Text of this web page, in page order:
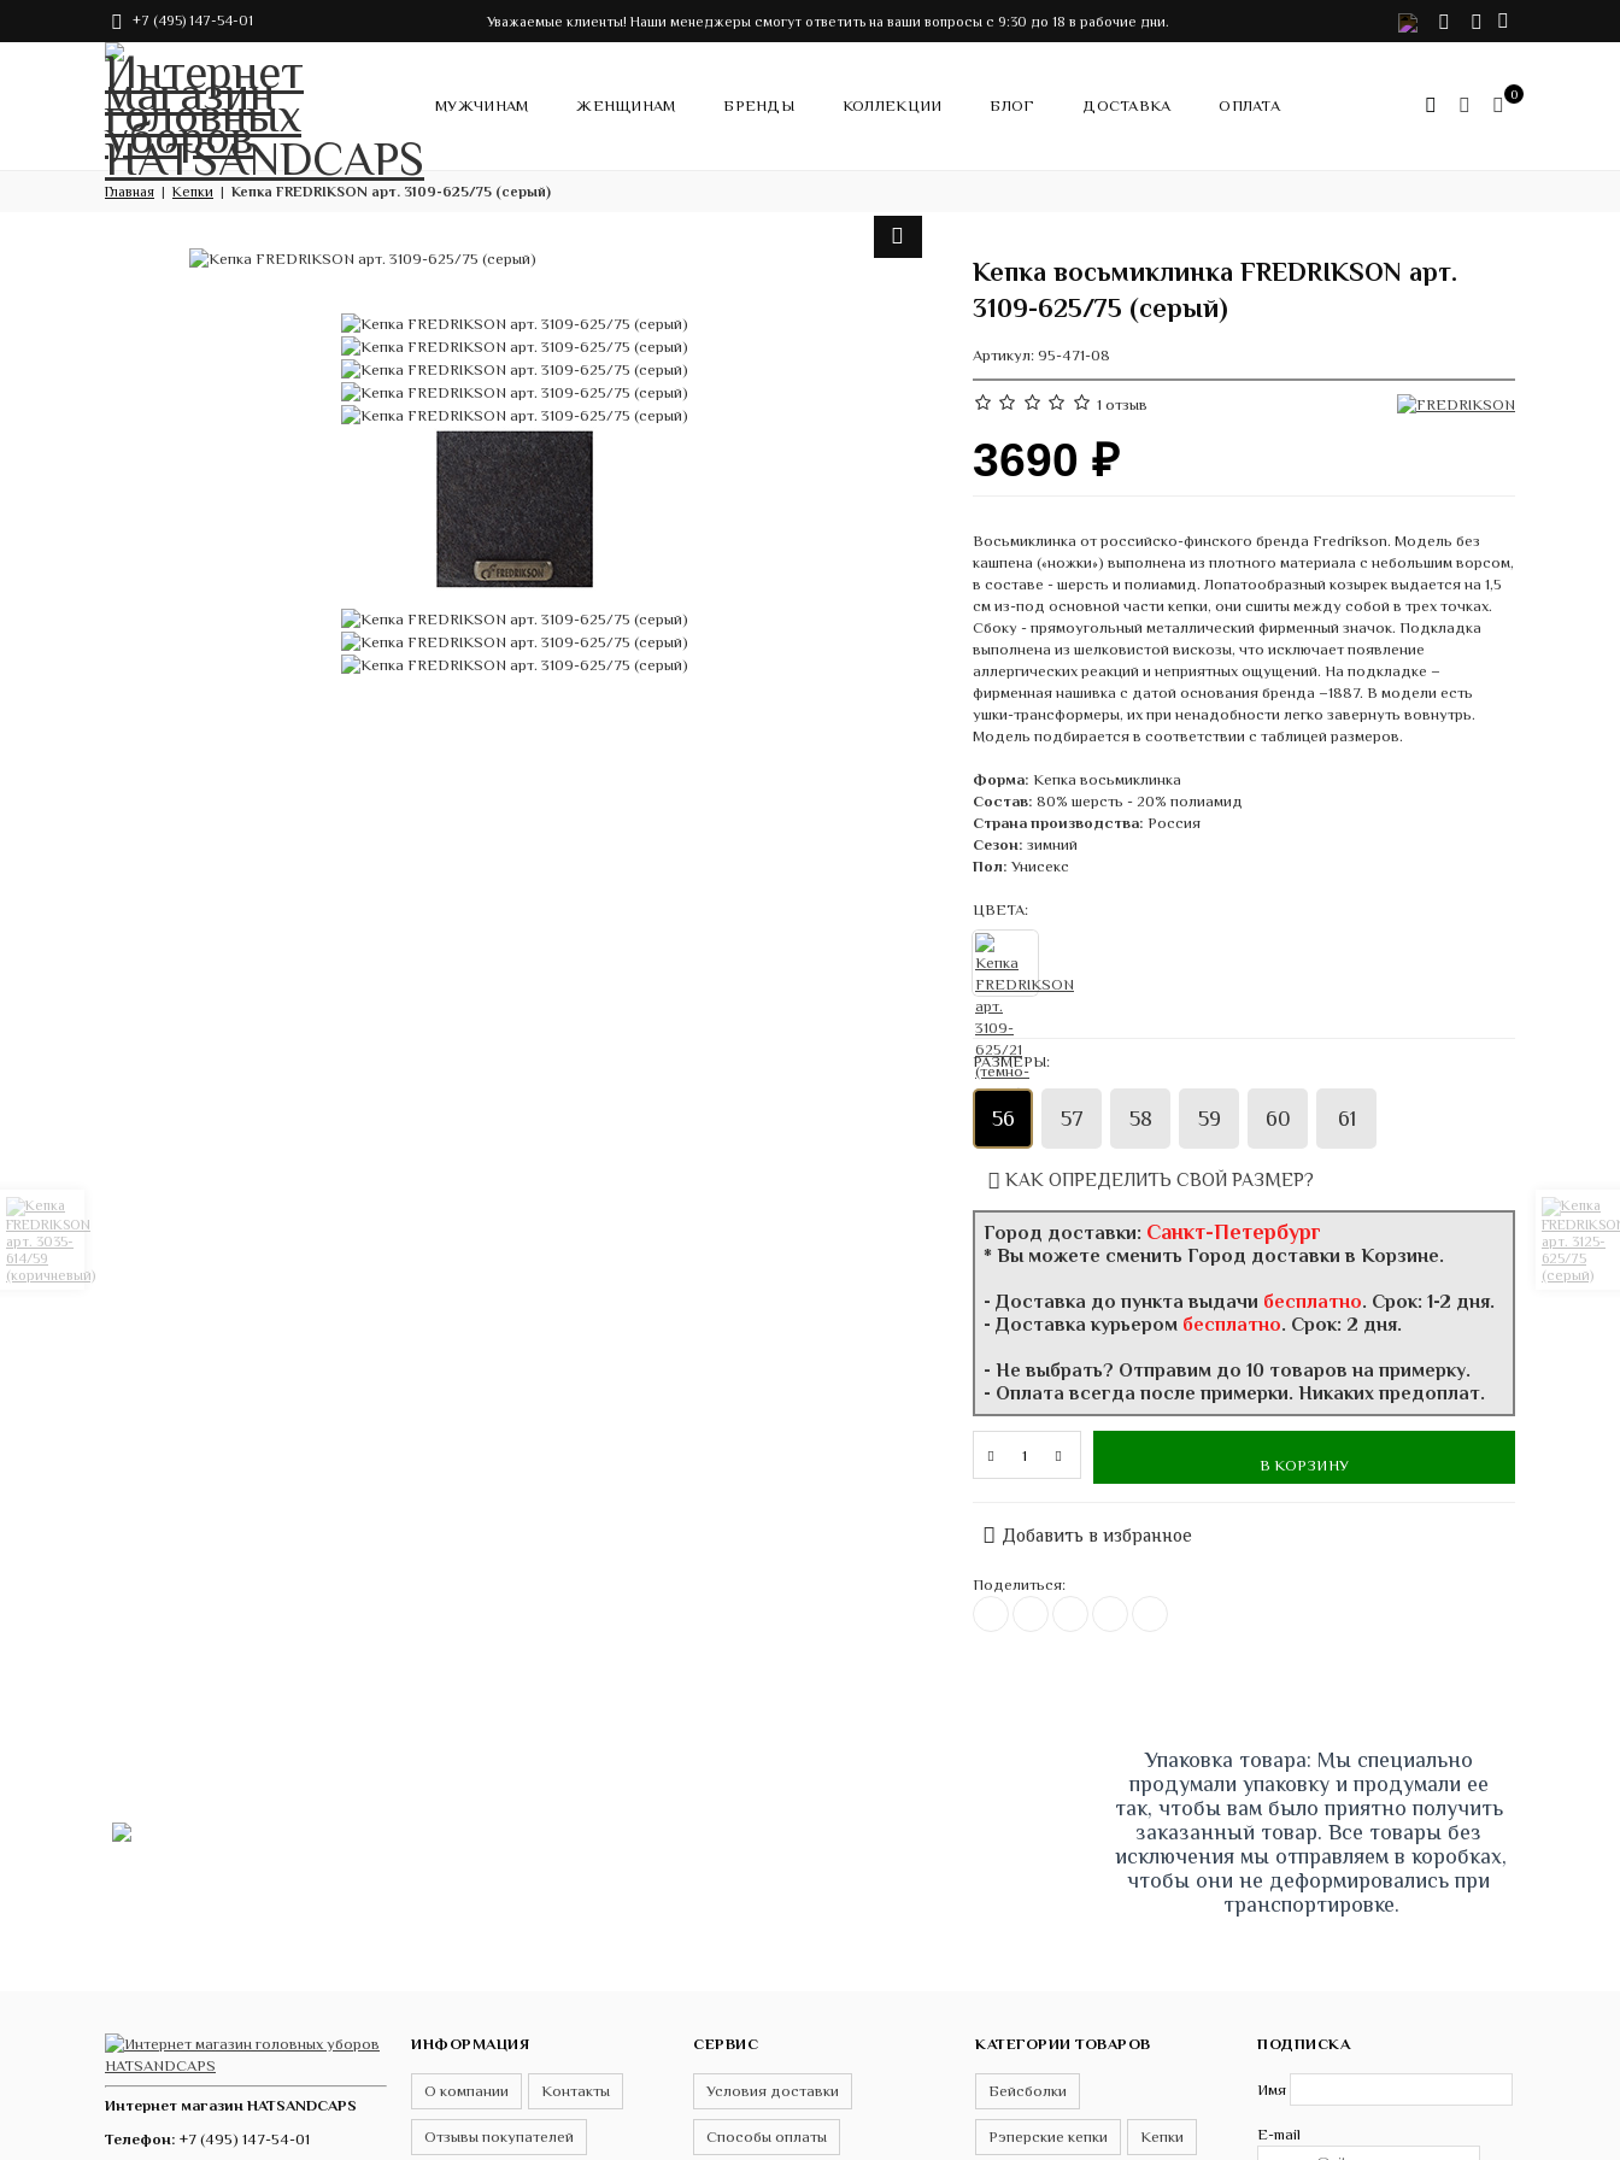
+7 (495) 147-54-01 Уважаемые клиенты! Наши менеджеры смогут ответить на ваши вопросы с 9:30 до 18 в рабочие дни. VK Telegram
МУЖЧИНАМ ЖЕНЩИНАМ БРЕНДЫ КОЛЛЕКЦИИ БЛОГ ДОСТАВКА ОПЛАТА
0
Главная Кепки Кепка FREDRIKSON арт. 3109-625/75 (серый)
Кепка восьмиклинка FREDRIKSON арт.
3109-625/75 (серый)
Артикул: 95-471-08
1 отзыв
3690 ₽
Восьмиклинка от российско-финского бренда Fredrikson. Модель без
кашпена («ножки») выполнена из плотного материала с небольшим ворсом,
в составе - шерсть и полиамид. Лопатообразный козырек выдается на 1,5
см из-под основной части кепки, они сшиты между собой в трех точках.
Сбоку - прямоугольный металлический фирменный значок. Подкладка
выполнена из шелковистой вискозы, что исключает появление
аллергических реакций и неприятных ощущений. На подкладке –
фирменная нашивка с датой основания бренда –1887. В модели есть
ушки-трансформеры, их при ненадобности легко завернуть вовнутрь.
Модель подбирается в соответствии с таблицей размеров.
Форма: Кепка восьмиклинка
Состав: 80% шерсть - 20% полиамид
Страна производства: Россия
Сезон: зимний
Пол: Унисекс
ЦВЕТА:
РАЗМЕРЫ:
56 57 58 59 60 61
КАК ОПРЕДЕЛИТЬ СВОЙ РАЗМЕР?
Город доставки: Санкт-Петербург
* Вы можете сменить Город доставки в Корзине.
- Доставка до пункта выдачи бесплатно. Срок: 1-2 дня.
- Доставка курьером бесплатно. Срок: 2 дня.
- Не выбрать? Отправим до 10 товаров на примерку.
- Оплата всегда после примерки. Никаких предоплат.
В КОРЗИНУ
Добавить в избранное
Поделиться:
Упаковка товара: Мы специально
продумали упаковку и продумали ее
так, чтобы вам было приятно получить
заказанный товар. Все товары без
исключения мы отправляем в коробках,
чтобы они не деформировались при
транспортировке.
Интернет магазин HATSANDCAPS
Телефон: +7 (495) 147-54-01
ИНФОРМАЦИЯ
О компании Контакты
Отзывы покупателей
СЕРВИС
Условия доставки
Способы оплаты
КАТЕГОРИИ ТОВАРОВ
Бейсболки
Рэперские кепки Кепки
ПОДПИСКА
Имя
E-mail